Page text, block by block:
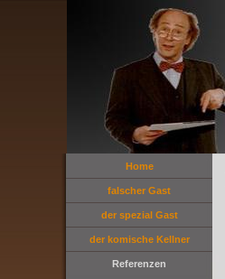
Home
falscher Gast
der spezial Gast
der komische Kellner
Referenzen